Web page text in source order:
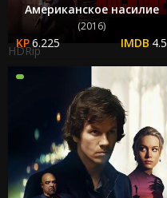
Американское насилие
(2016)
6.225 4.5
HDRip